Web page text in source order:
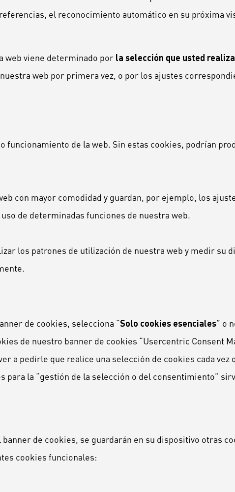
el reconocimiento automático en su próxima
web viene determinado por la selección que usted
web por primera vez, o por los ajustes
funcionamiento de la web. Sin estas cookies, podrían
con mayor comodidad y guardan, por ejemplo, los
de determinadas funciones de nuestra web.
los patrones de utilización de nuestra web y medir su
de cookies, selecciona “Solo cookies esenciales” o
de nuestro banner de cookies “Usercentric Consent
a pedirle que realice una selección de cookies cada vez
para la “gestión de la selección o del consentimiento”
banner de cookies, se guardarán en su dispositivo otras
cookies funcionales: